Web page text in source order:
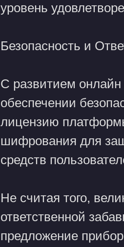
уровень
Безопасность и
С развитием онлайн
обеспечении
лицензию
шифрования для
средств
Не считая того,
ответственной
предложение